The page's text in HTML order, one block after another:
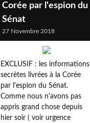
Corée par l'espion du
Sénat
27 Novembre 2018
EXCLUSIF : les informations
secrètes livrées à la Corée
par l'espion du Sénat.
Comme nous n'avons pas
appris grand chose depuis
hier soir ( voir urgence